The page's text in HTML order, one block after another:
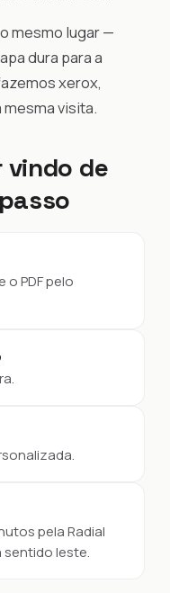
mesmo lugar —
dura para a
xerox,
visita.
vindo de
o PDF pelo
pela Radial
sentido leste.